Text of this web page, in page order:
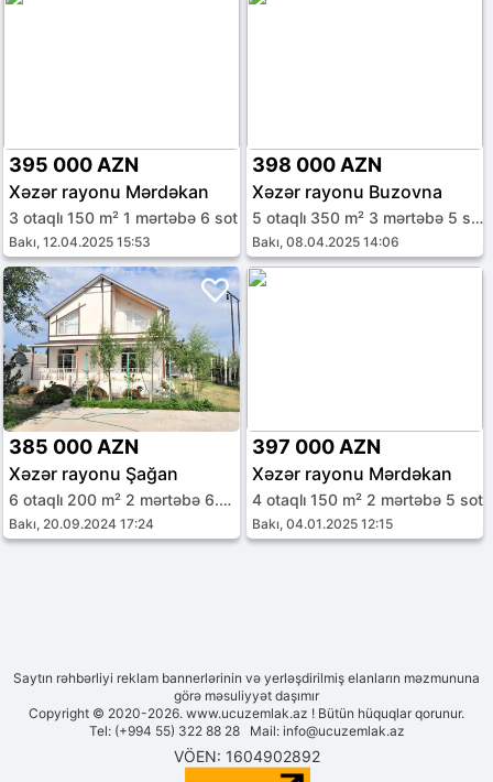
395 000 AZN
Xəzər rayonu Mərdəkan
3 otaqlı 150 m² 1 mərtəbə 6 sot
Bakı, 12.04.2025 15:53
398 000 AZN
Xəzər rayonu Buzovna
5 otaqlı 350 m² 3 mərtəbə 5 sot
Bakı, 08.04.2025 14:06
385 000 AZN
Xəzər rayonu Şağan
6 otaqlı 200 m² 2 mərtəbə 6.5 sot
Bakı, 20.09.2024 17:24
397 000 AZN
Xəzər rayonu Mərdəkan
4 otaqlı 150 m² 2 mərtəbə 5 sot
Bakı, 04.01.2025 12:15
Saytın rəhbərliyi reklam bannerlərinin və yerləşdirilmiş elanların məzmununa
görə məsuliyyət daşımır
Copyright © 2020-2026. www.ucuzemlak.az ! Bütün hüquqlar qorunur.
Tel: (+994 55) 322 88 28 Mail: info@ucuzemlak.az
VÖEN: 1604902892